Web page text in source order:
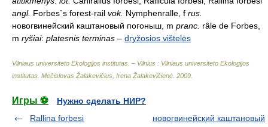
angl. Forbes`s forest-rail vok. Nymphenralle, f rus.
новогвинейский каштановый погоныш, m pranc. râle de Forbes,
m ryšiai: platesnis terminas – dryžosios vištelės
Vilniaus universiteto Ekologijos institutas. – Vilnius : Vilniaus universiteto Ekologijos
institutas Mečislovas Žalakevičius, Irena Žalakevičienė 2009
Игры ⚽
Нужно сделать НИР?
Rallina forbesi
новогвинейский каштановый